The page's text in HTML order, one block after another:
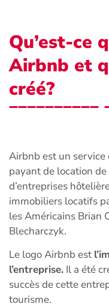
Qu’est-ce
Airbnb et
créé?
Airbnb est un
payant de location
d’entreprises
immobiliers locatifs
les Américains Brian
Blecharczyk.
Le logo Airbnb est
l’entreprise. Il a été
succès de cette
tourisme.